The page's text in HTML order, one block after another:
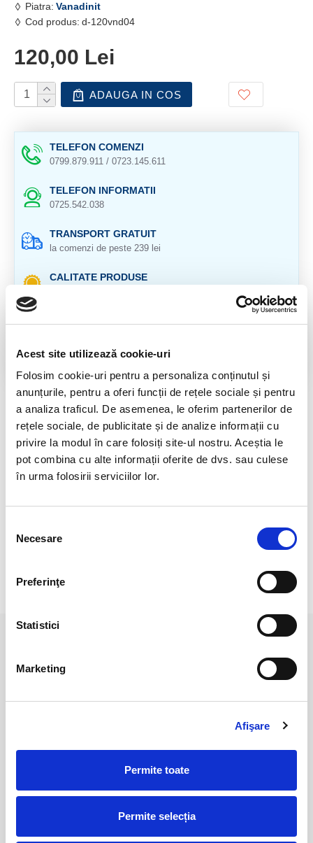
Acest site utilizează cookie-uri
Folosim cookie-uri pentru a personaliza conținutul și
anunțurile, pentru a oferi funcții de rețele sociale și pentru
a analiza traficul. De asemenea, le oferim partenerilor de
rețele sociale, de publicitate și de analize informații cu
privire la modul în care folosiți site-ul nostru. Aceștia le
pot combina cu alte informații oferite de dvs. sau culese
în urma folosirii serviciilor lor.
consimțământului
Necesare
Preferinţe
Statistici
Marketing
Afişare
Permite toate
Permite selecția
Piatra: Vanadinit
Cod produs: d-120vnd04
120,00 Lei
ADAUGA IN COS
TELEFON COMENZI
0799.879.911 / 0723.145.611
TELEFON INFORMATII
0725.542.038
TRANSPORT GRATUIT
la comenzi de peste 239 lei
CALITATE PRODUSE
pentru toate produsele
DESCRIERE PRODUS
Cristal natural 100 %.
Cristal Unicat. Veti primi exact produsul din imagine.
mobilului/tabletei/laptopului dumneavoastra.
RECENZII CLIENTI